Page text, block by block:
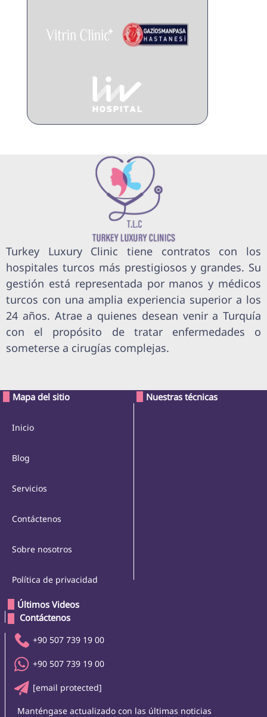
Turkey Luxury Clinic tiene contratos con los
hospitales turcos más prestigiosos y grandes. Su
gestión está representada por manos y médicos
turcos con una amplia experiencia superior a los
24 años. Atrae a quienes desean venir a Turquía
con el propósito de tratar enfermedades o
someterse a cirugías complejas.
Mapa del sitio
Inicio
Blog
Servicios
Contáctenos
Sobre nosotros
Política de privacidad
Nuestras técnicas
Últimos Videos
Contáctenos
+90 507 739 19 00
+90 507 739 19 00
[email protected]
Manténgase actualizado con las últimas noticias